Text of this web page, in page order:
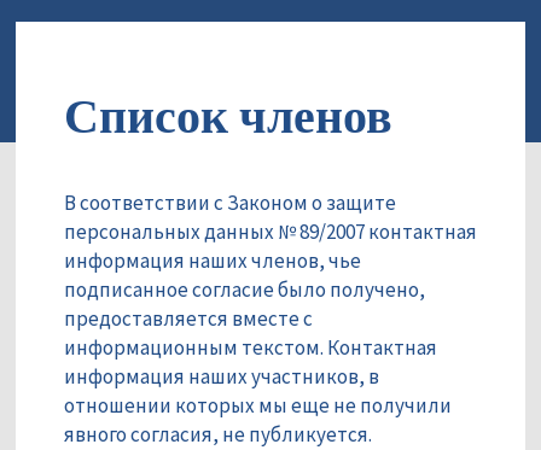
Список членов
В соответствии с Законом о защите
персональных данных № 89/2007 контактная
информация наших членов, чье
подписанное согласие было получено,
предоставляется вместе с
информационным текстом. Контактная
информация наших участников, в
отношении которых мы еще не получили
явного согласия, не публикуется.